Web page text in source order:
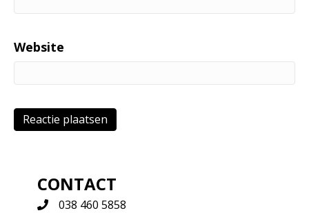
Website
CONTACT
038 460 5858